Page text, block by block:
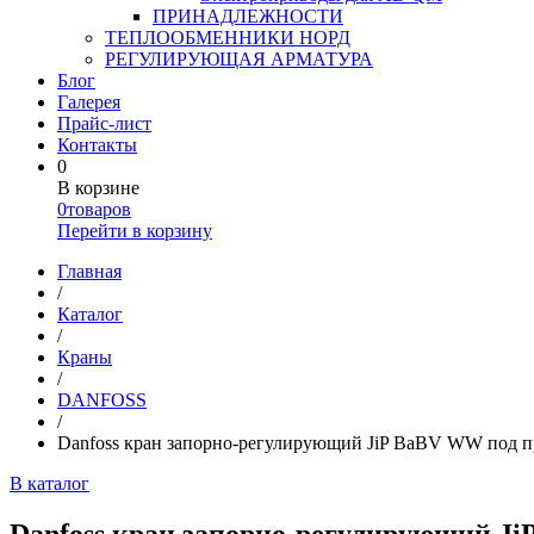
ПРИНАДЛЕЖНОСТИ
ТЕПЛООБМЕННИКИ НОРД
РЕГУЛИРУЮЩАЯ АРМАТУРА
Блог
Галерея
Прайс-лист
Контакты
0
В корзине
0товаров
Перейти в корзину
Главная
/
Каталог
/
Краны
/
DANFOSS
/
Danfoss кран запорно-регулирующий JiP BaBV WW под
В каталог